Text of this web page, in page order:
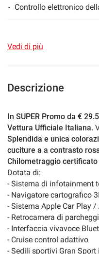
Controllo elettronico
Leve al volante
Pacchetto sportivo
Sensori di parcheggio
Navigatore satellitare
Streaming musicale
Tetto apribile
Vedi di più
Descrizione
In SUPER Promo da €
Vettura Ufficiale Italiana.
Splendida e unica
cuciture a a contrasto
Chilometraggio
Dotata di:
- Sistema di infotainment
- Navigatore cartografico
- Sistema Apple Car Play
- Retrocamera di
- Interfaccia vivavoce
- Cruise control adattivo
- Sedili sportivi Gran Sport
Cookie analitici
Cookie di marketing